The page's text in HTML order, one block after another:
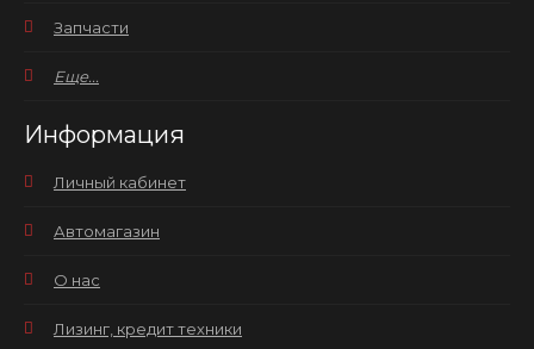
Запчасти
Еще...
Информация
Личный кабинет
Автомагазин
О нас
Лизинг, кредит техники